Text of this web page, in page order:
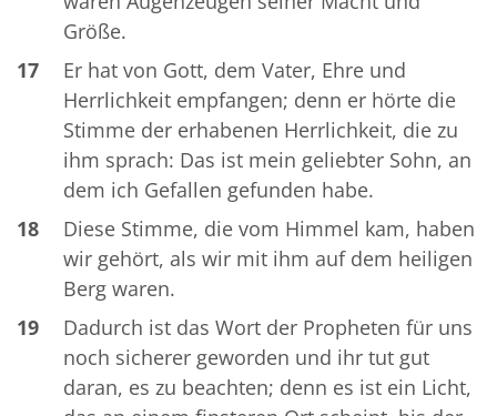
Größe.
17
Er hat von Gott, dem Vater, Ehre und
Herrlichkeit empfangen; denn er hörte die
Stimme der erhabenen Herrlichkeit, die zu
ihm sprach: Das ist mein geliebter Sohn, an
dem ich Gefallen gefunden habe.
18
Diese Stimme, die vom Himmel kam, haben
wir gehört, als wir mit ihm auf dem heiligen
Berg waren.
19
Dadurch ist das Wort der Propheten für uns
noch sicherer geworden und ihr tut gut
daran, es zu beachten; denn es ist ein Licht,